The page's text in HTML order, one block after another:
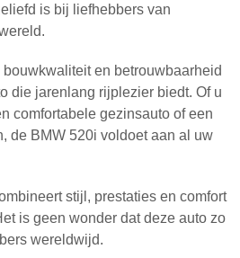
is bij liefhebbers van
en betrouwbaarheid
die jarenlang rijplezier biedt. Of u
comfortabele gezinsauto of een
de BMW 520i voldoet aan al uw
stijl, prestaties en comfort
is geen wonder dat deze auto zo
wereldwijd.